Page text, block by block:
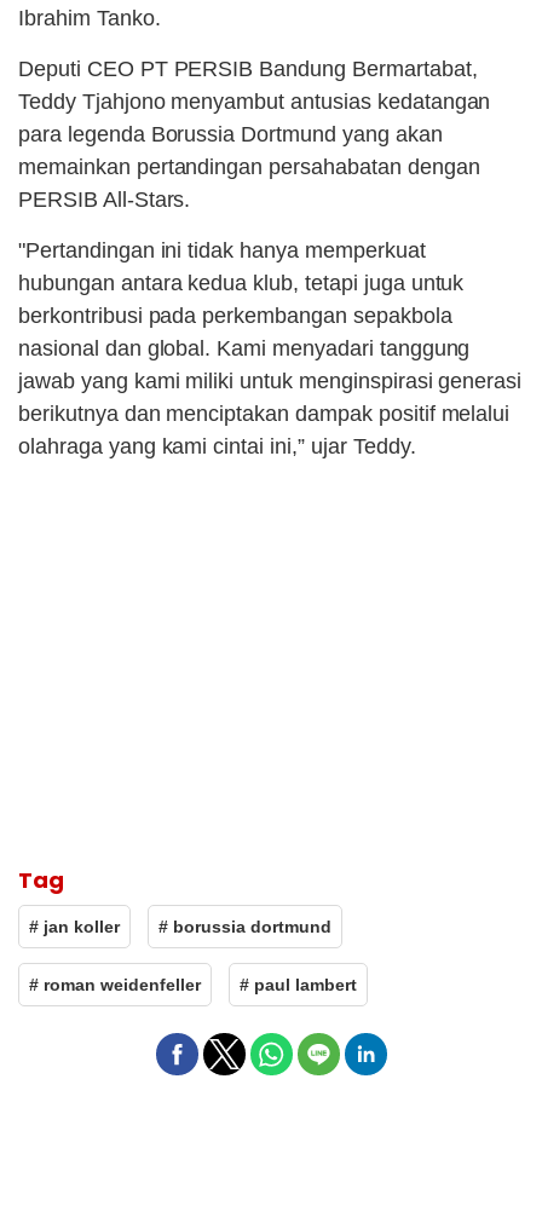
Ibrahim Tanko.
Deputi CEO PT PERSIB Bandung Bermartabat,
Teddy Tjahjono menyambut antusias kedatangan
para legenda Borussia Dortmund yang akan
memainkan pertandingan persahabatan dengan
PERSIB All-Stars.
"Pertandingan ini tidak hanya memperkuat
hubungan antara kedua klub, tetapi juga untuk
berkontribusi pada perkembangan sepakbola
nasional dan global. Kami menyadari tanggung
jawab yang kami miliki untuk menginspirasi generasi
berikutnya dan menciptakan dampak positif melalui
olahraga yang kami cintai ini,” ujar Teddy.
Tag
# jan koller # borussia dortmund
# roman weidenfeller # paul lambert